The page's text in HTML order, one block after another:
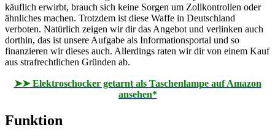
käuflich erwirbt, brauch sich keine Sorgen um Zollkontrollen oder
ähnliches machen. Trotzdem ist diese Waffe in Deutschland
verboten. Natürlich zeigen wir dir das Angebot und verlinken auch
dorthin, das ist unsere Aufgabe als Informationsportal und so
finanzieren wir dieses auch. Allerdings raten wir dir von einem Kauf
aus strafrechtlichen Gründen ab.
➤➤ Elektroschocker getarnt als Taschenlampe auf Amazon
ansehen*
Funktion